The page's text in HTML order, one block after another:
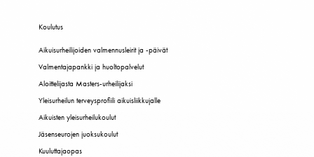
Koulutus
Aikuisurheilijoiden valmennusleirit ja -päivät
Valmentajapankki ja huoltopalvelut
Aloittelijasta Masters-urheilijaksi
Yleisurheilun terveysprofiili aikuisliikkujalle
Aikuisten yleisurheilukoulut
Jäsenseurojen juoksukoulut
Kuuluttajaopas